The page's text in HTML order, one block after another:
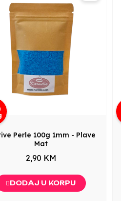
Perle 100g 1mm - Plave
Mat
2,90 KM
DODAJ U KORPU